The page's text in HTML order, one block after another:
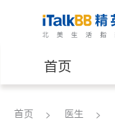
首页
医生
首页 医生